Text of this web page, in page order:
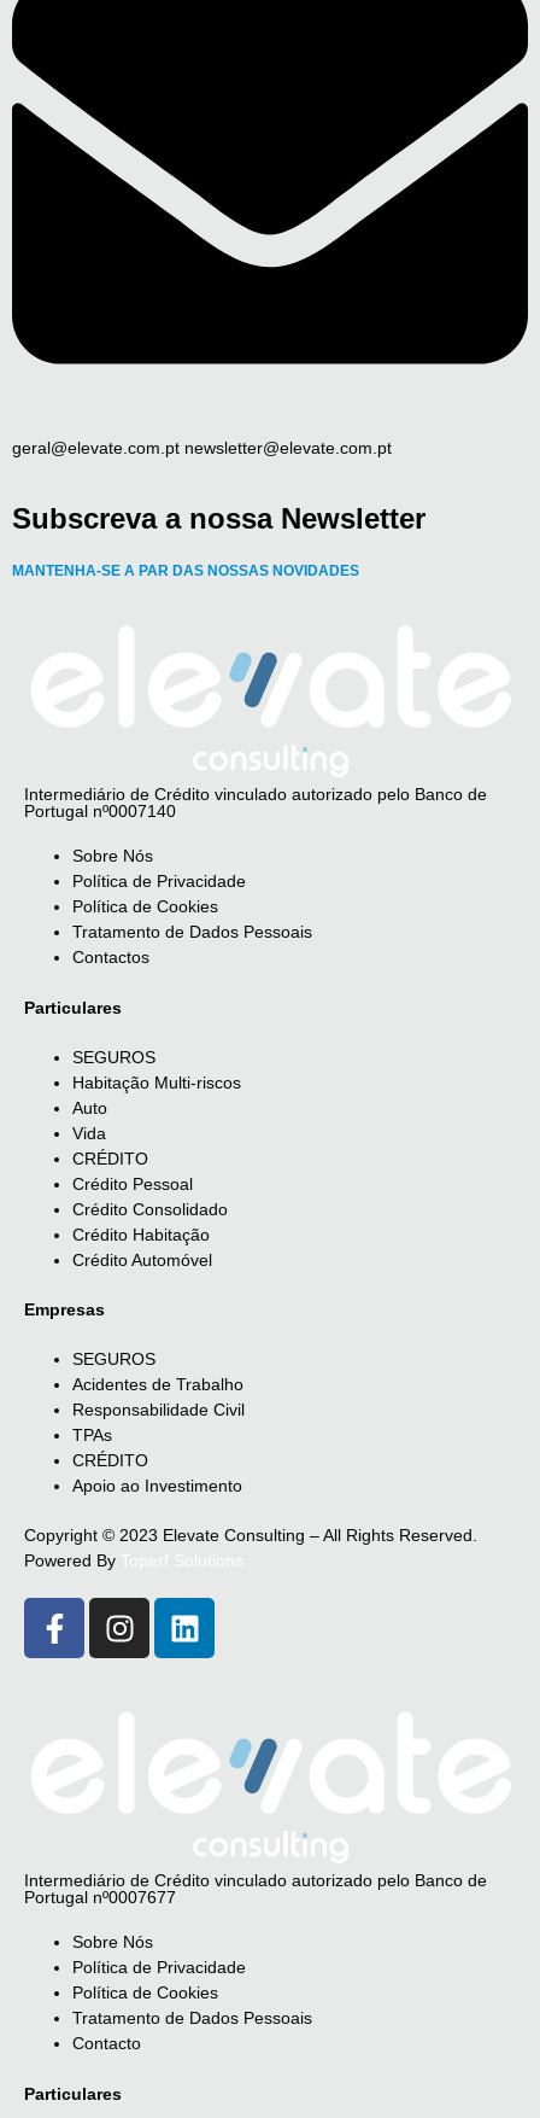
geral@elevate.com.pt newsletter@elevate.com.pt
Subscreva a nossa Newsletter
MANTENHA-SE A PAR DAS NOSSAS NOVIDADES
Intermediário de Crédito vinculado autorizado pelo Banco de
Portugal nº0007140
Sobre Nós
Política de Privacidade
Política de Cookies
Tratamento de Dados Pessoais
Contactos
Particulares
SEGUROS
Habitação Multi-riscos
Auto
Vida
CRÉDITO
Crédito Pessoal
Crédito Consolidado
Crédito Habitação
Crédito Automóvel
Empresas
SEGUROS
Acidentes de Trabalho
Responsabilidade Civil
TPAs
CRÉDITO
Apoio ao Investimento
Copyright © 2023 Elevate Consulting – All Rights Reserved.
Powered By
Intermediário de Crédito vinculado autorizado pelo Banco de
Portugal nº0007677
Sobre Nós
Política de Privacidade
Política de Cookies
Tratamento de Dados Pessoais
Contacto
Particulares